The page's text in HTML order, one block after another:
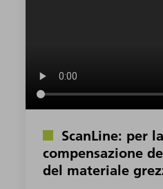
ScanLine: per la
compensazione
del materiale